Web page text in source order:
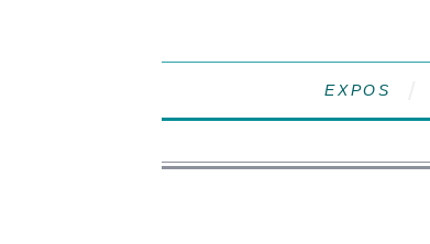
EXPOS